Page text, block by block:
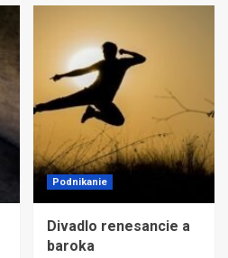
Podnikanie
Divadlo renesancie a
baroka